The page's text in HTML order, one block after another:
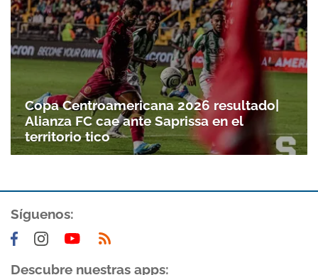
Copa Centroamericana 2026 resultado|
Alianza FC cae ante Saprissa en el
territorio tico
Síguenos:
Descubre nuestras apps: